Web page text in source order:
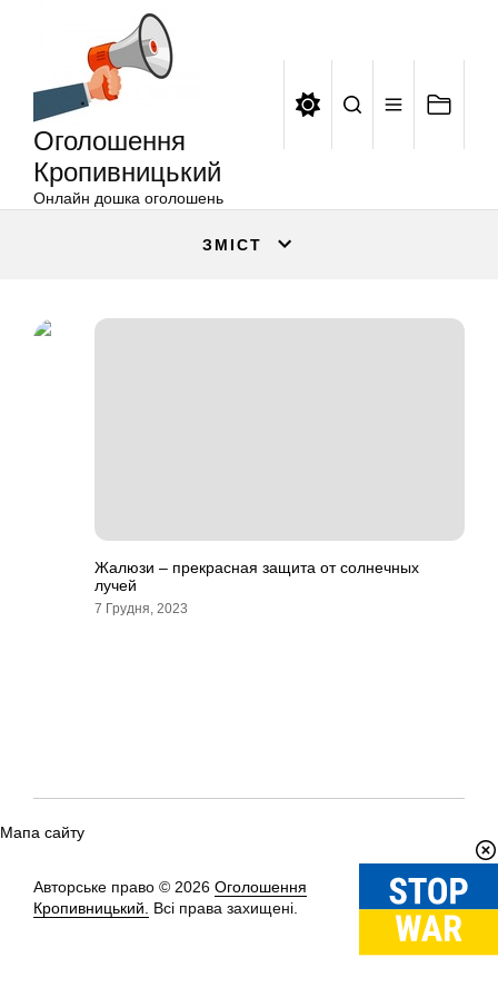
Оголошення
Кропивницький
Онлайн дошка оголошень
ЗМІСТ
Жалюзи – прекрасная защита от солнечных
лучей
7 Грудня, 2023
Мапа сайту
Авторське право © 2026 Оголошення
Кропивницький.
Всі права захищені.
Вгору↑